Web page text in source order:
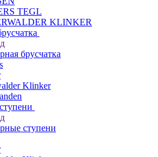
TEGL
KLINKER
брусчатка
Klinker
ступени